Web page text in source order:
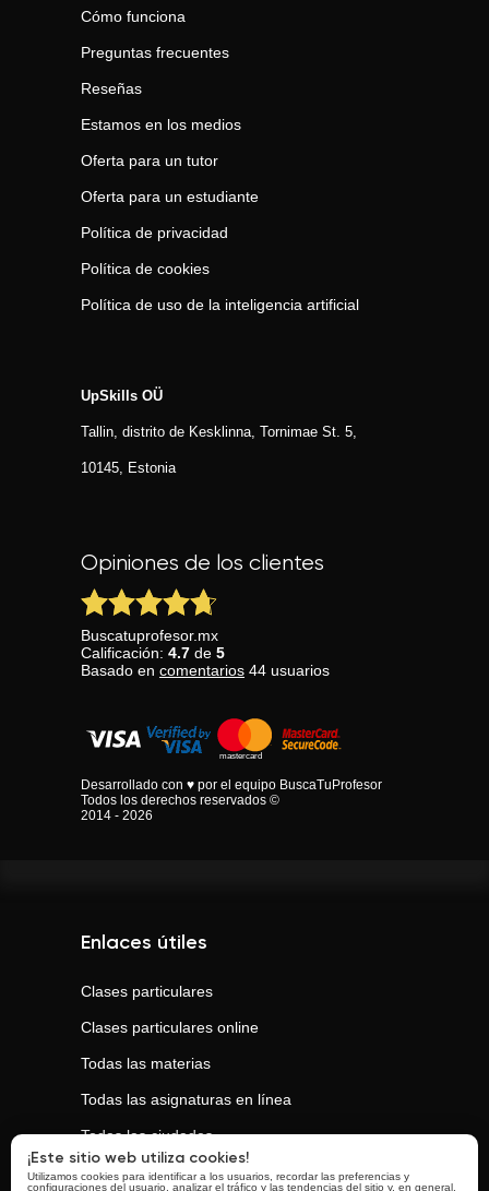
Cómo funciona
Preguntas frecuentes
Reseñas
Estamos en los medios
Oferta para un tutor
Oferta para un estudiante
Política de privacidad
Política de cookies
Política de uso de la inteligencia artificial
UpSkills OÜ
Tallin, distrito de Kesklinna, Tornimаe St. 5,
10145, Estonia
Opiniones de los clientes
Buscatuprofesor.mx
Calificación: 4.7 de 5
Basado en comentarios 44 usuarios
Desarrollado con ♥ por el equipo BuscaTuProfesor
Todos los derechos reservados ©
2014 - 2026
Enlaces útiles
Clases particulares
Clases particulares online
Todas las materias
Todas las asignaturas en línea
Todas las ciudades
¡Este sitio web utiliza cookies!
Utilizamos cookies para identificar a los usuarios, recordar las preferencias y
configuraciones del usuario, analizar el tráfico y las tendencias del sitio y, en general,